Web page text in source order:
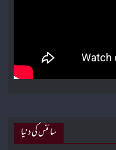
سائنس کی دنیا